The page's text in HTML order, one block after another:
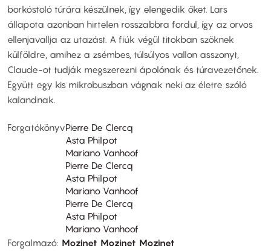
borkóstoló túrára készülnek, így elengedik őket. Lars
állapota azonban hirtelen rosszabbra fordul, így az orvos
ellenjavallja az utazást. A fiúk végül titokban szöknek
külföldre, amihez a zsémbes, túlsúlyos vallon asszonyt,
Claude-ot tudják megszerezni ápolónak és túravezetőnek.
Együtt egy kis mikrobuszban vágnak neki az életre szóló
kalandnak.
ForgatókönyvPierre De Clercq
Asta Philpot
Mariano Vanhoof
Pierre De Clercq
Asta Philpot
Mariano Vanhoof
Pierre De Clercq
Asta Philpot
Mariano Vanhoof
Forgalmazó Mozinet Mozinet Mozinet